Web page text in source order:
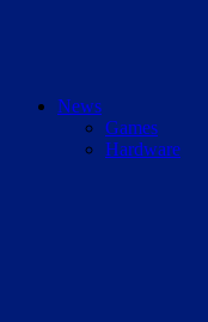
News
Games
Hardware